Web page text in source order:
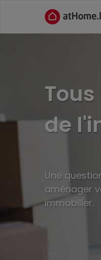
de
Une
aménager
immobilier.